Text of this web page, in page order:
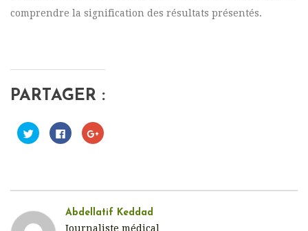
comprendre la signification des résultats présentés.
PARTAGER :
C
l
p
r
p
C
l
p
u
r
C
l
p
r
Abdellatif Keddad
Journaliste médical